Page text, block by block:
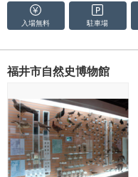
入場無料 駐車場
福井市自然史博物館